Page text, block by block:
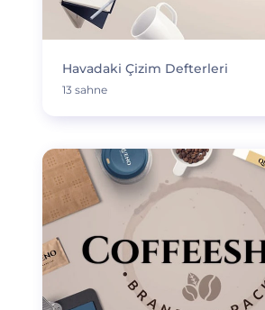
Havadaki Çizim Defterleri
13 sahne